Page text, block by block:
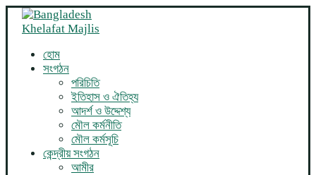
হোম
সংগঠন
পরিচিতি
ইতিহাস ও ঐতিহ্য
আদর্শ ও উদ্দেশ্য
মৌল কর্মনীতি
মৌল কর্মসূচি
কেন্দ্রীয় সংগঠন
আমীর